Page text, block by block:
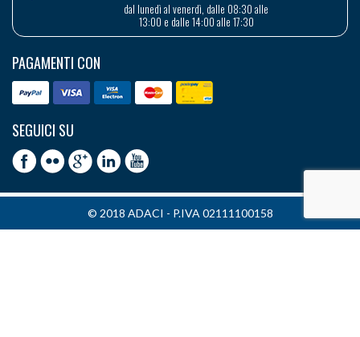
dal lunedì al venerdì, dalle 08:30 alle
13:00 e dalle 14:00 alle 17:30
PAGAMENTI CON
SEGUICI SU
© 2018 ADACI - P.IVA 02111100158